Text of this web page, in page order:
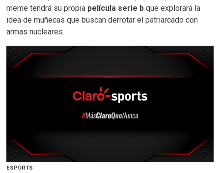
meme tendrá su propia película serie b que explorará la
idea de muñecas que buscan derrotar el patriarcado con
armas nucleares.
ESPORTS